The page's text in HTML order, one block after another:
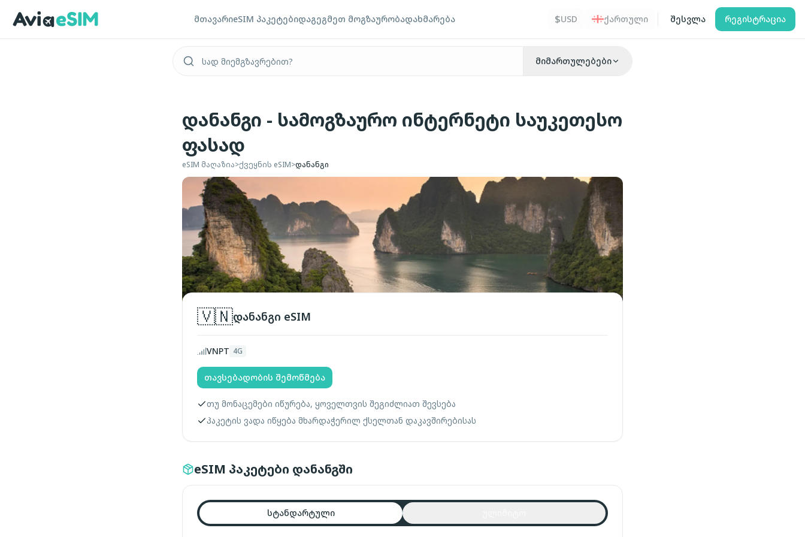
მთავარიeSIM პაკეტებიდაგეგმეთ მოგზაურობადახმარება $USD ქართული შესვლა რეგისტრაცია
მიმართულებები
დანანგი - სამოგზაურო ინტერნეტი საუკეთესო
ფასად
eSIM მაღაზია>ქვეყნის eSIM>დანანგი
🇻🇳დანანგი eSIM
VNPT 4G
თავსებადობის შემოწმება
თუ მონაცემები იწურება, ყოველთვის შეგიძლიათ შევსება
პაკეტის ვადა იწყება მხარდაჭერილ ქსელთან დაკავშირებისას
eSIM პაკეტები დანანგში
სტანდარტული